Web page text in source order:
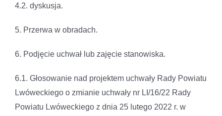
4.2. dyskusja.
5. Przerwa w obradach.
6. Podjęcie uchwał lub zajęcie stanowiska.
6.1. Głosowanie nad projektem uchwały Rady Powiatu
Lwóweckiego o zmianie uchwały nr LI/16/22 Rady
Powiatu Lwóweckiego z dnia 25 lutego 2022 r. w